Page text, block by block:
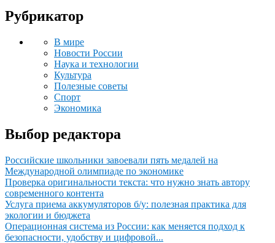
Рубрикатор
В мире
Новости России
Наука и технологии
Культура
Полезные советы
Спорт
Экономика
Выбор редактора
Российские школьники завоевали пять медалей на
Международной олимпиаде по экономике
Проверка оригинальности текста: что нужно знать автору
современного контента
Услуга приема аккумуляторов б/у: полезная практика для
экологии и бюджета
Операционная система из России: как меняется подход к
безопасности, удобству и цифровой...